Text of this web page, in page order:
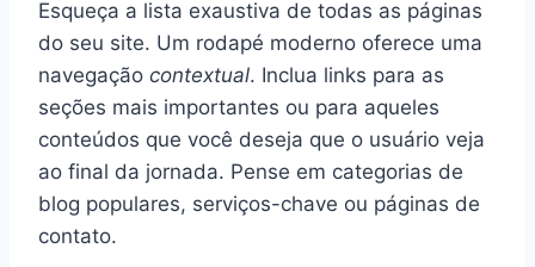
Esqueça a lista exaustiva de todas as páginas
do seu site. Um rodapé moderno oferece uma
navegação contextual. Inclua links para as
seções mais importantes ou para aqueles
conteúdos que você deseja que o usuário veja
ao final da jornada. Pense em categorias de
blog populares, serviços-chave ou páginas de
contato.